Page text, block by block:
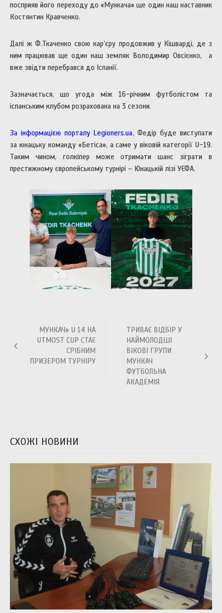
посприяв його переходу до «Мункача» ще один наш наставник
Костянтин Кравченко.
Далі ж Ф.Ткаченко свою кар’єру продовжив у Кішварді, де з
ним працював ще один наш земляк Володимир Овсієнко, а
вже звідти перебрався до Іспанії.
Зазначається, що угода між 16-річним футболістом та
іспанським клубом розрахована на 3 сезони.
За інформацією порталу Legioners.ua, Федір буде виступати
за юнацьку команду «Бетіса», а саме у віковій категорії U-19.
Таким чином, голкіпер може отримати шанс зіграти в
престижному європейському турнірі – Юнацькій лізі УЄФА.
записів
МУНКАЧ» U 14 НА
UTMOST CUP СТАЄ
СРІБНИМ
ПРИЗЕРОМ ТУРНІРУ
ТРИВАЄ ВІДБІР У
НАЙМОЛОДШІ
ВІКОВІ ГРУПИ
МУНКАЧ
ФУТБОЛЬНА
АКАДЕМІЯ
СХОЖІ НОВИНИ